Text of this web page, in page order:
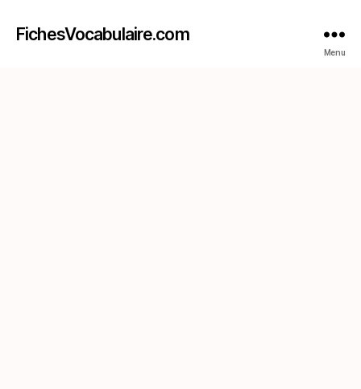
FichesVocabulaire.com
Menu